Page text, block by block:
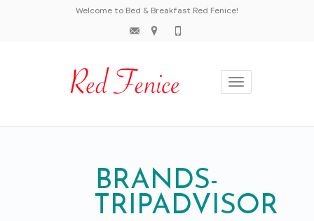
Welcome to Bed & Breakfast Red Fenice!
Toggle
BRANDS-
TRIPADVISOR